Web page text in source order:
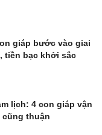
giáp bước vào giai
tiền bạc khởi sắc
lịch: 4 con giáp vận
cũng thuận